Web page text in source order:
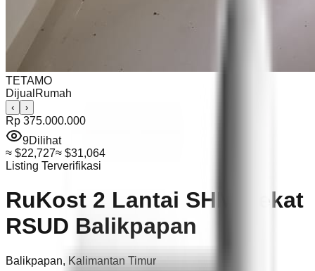
TETAMO
Dijual Rumah
‹ ›
Rp 375.000.000
9Dilihat
≈ $22,727≈ $31,064
Listing Terverifikasi
RuKost 2 Lantai SHM Dekat
RSUD Balikpapan
Balikpapan, Kalimantan Timur